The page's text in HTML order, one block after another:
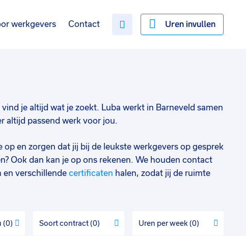
Uren invullen
werkgevers Contact
je altijd wat je zoekt. Luba werkt in Barneveld samen
altijd passend werk voor jou.
en zorgen dat jij bij de leukste werkgevers op gesprek
Ook dan kan je op ons rekenen. We houden contact
en verschillende certificaten halen, zodat jij de ruimte
0 Soort contract 0 Uren per week 0